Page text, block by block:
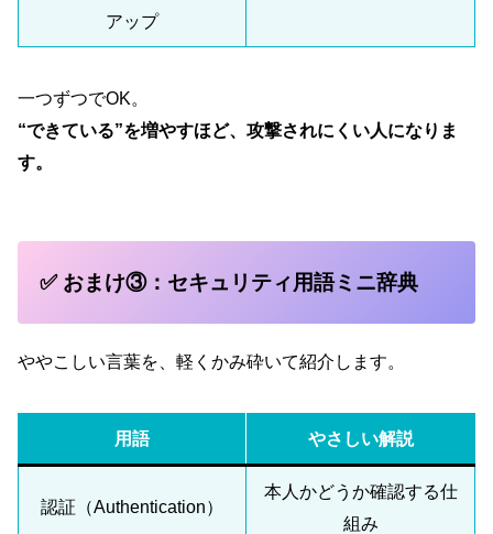
アップ
一つずつでOK。
“できている”を増やすほど、攻撃されにくい人になりま
す。
✅ おまけ③：セキュリティ用語ミニ辞典
ややこしい言葉を、軽くかみ砕いて紹介します。
用語 やさしい解説
認証（Authentication）
本人かどうか確認する仕
組み